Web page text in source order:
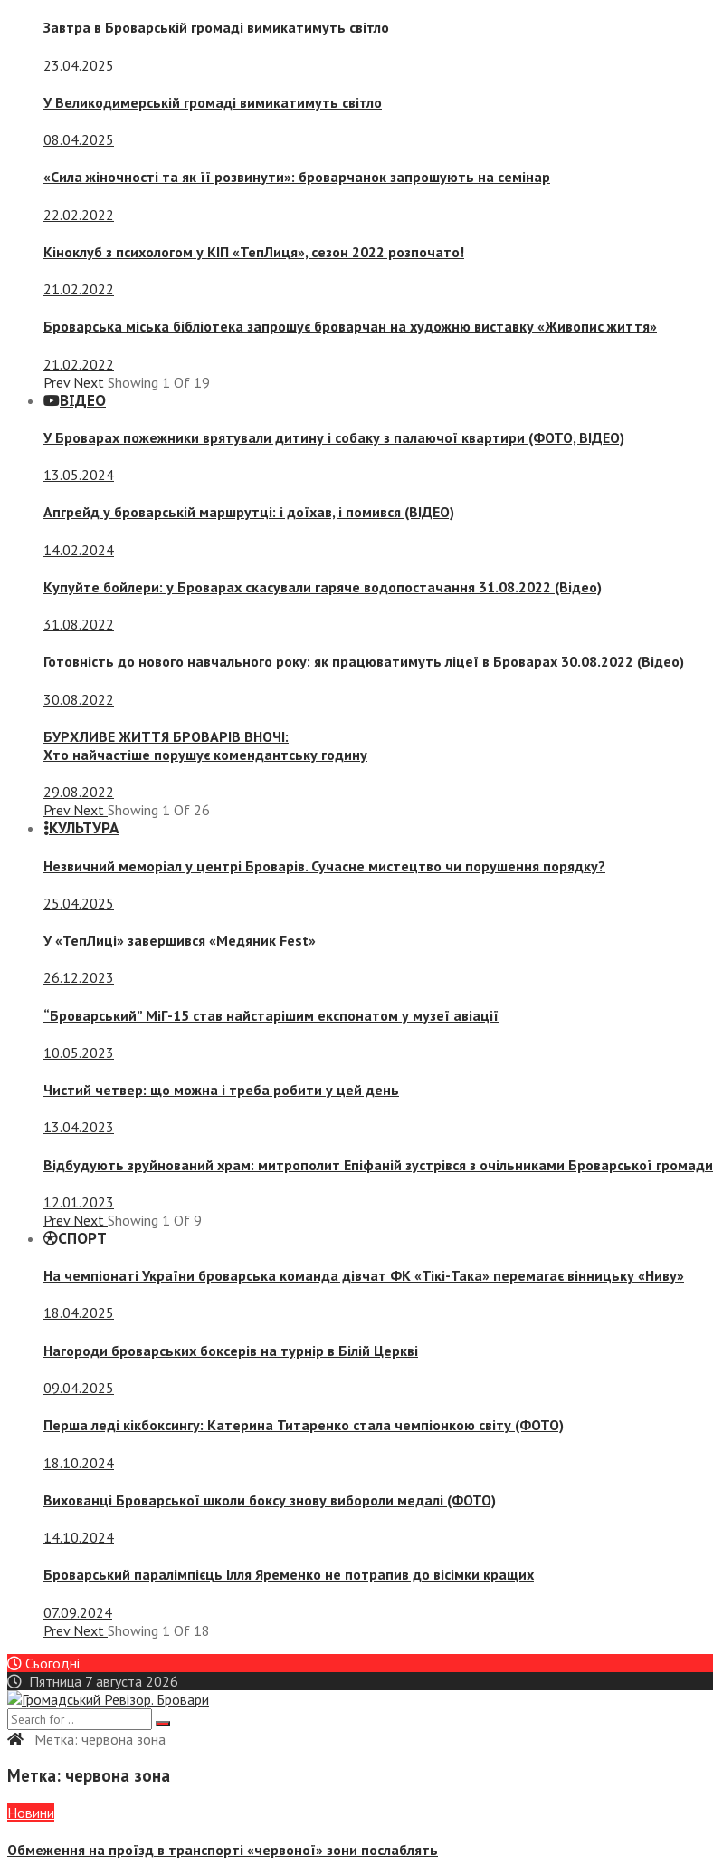
Завтра в Броварській громаді вимикатимуть світло
23.04.2025
У Великодимерській громаді вимикатимуть світло
08.04.2025
«Сила жіночності та як її розвинути»: броварчанок запрошують на семінар
22.02.2022
Кіноклуб з психологом у КІП «ТепЛиця», сезон 2022 розпочато!
21.02.2022
Броварська міська бібліотека запрошує броварчан на художню виставку «Живопис життя»
21.02.2022
Prev Next Showing 1 Of 19
ВІДЕО
У Броварах пожежники врятували дитину і собаку з палаючої квартири (ФОТО, ВІДЕО)
13.05.2024
Апгрейд у броварській маршрутці: і доїхав, і помився (ВІДЕО)
14.02.2024
Купуйте бойлери: у Броварах скасували гаряче водопостачання 31.08.2022 (Відео)
31.08.2022
Готовність до нового навчального року: як працюватимуть ліцеї в Броварах 30.08.2022 (Відео)
30.08.2022
БУРХЛИВЕ ЖИТТЯ БРОВАРІВ ВНОЧІ:
Хто найчастіше порушує комендантську годину
29.08.2022
Prev Next Showing 1 Of 26
КУЛЬТУРА
Незвичний меморіал у центрі Броварів. Сучасне мистецтво чи порушення порядку?
25.04.2025
У «ТепЛиці» завершився «Медяник Fest»
26.12.2023
“Броварський” МіГ-15 став найстарішим експонатом у музеї авіації
10.05.2023
Чистий четвер: що можна і треба робити у цей день
13.04.2023
Відбудують зруйнований храм: митрополит Епіфаній зустрівся з очільниками Броварської громади
12.01.2023
Prev Next Showing 1 Of 9
СПОРТ
На чемпіонаті України броварська команда дівчат ФК «Тікі-Така» перемагає вінницьку «Ниву»
18.04.2025
Нагороди броварських боксерів на турнір в Білій Церкві
09.04.2025
Перша леді кікбоксингу: Катерина Титаренко стала чемпіонкою світу (ФОТО)
18.10.2024
Вихованці Броварської школи боксу знову вибороли медалі (ФОТО)
14.10.2024
Броварський паралімпієць Ілля Яременко не потрапив до вісімки кращих
07.09.2024
Prev Next Showing 1 Of 18
Сьогодні
Пятница 7 августа 2026
Метка: червона зона
Метка: червона зона
Новини
Обмеження на проїзд в транспорті «червоної» зони послаблять